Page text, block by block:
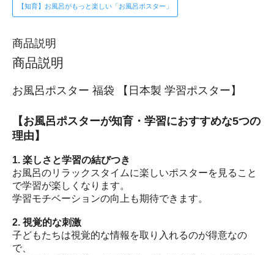
【知育】お風呂がもっと楽しい「お風呂ポスター」
商品説明
商品説明
お風呂ポスター 福袋 【日本製 学習ポスター】
【お風呂ポスターが知育・学習におすすめな5つの
理由】
1. 楽しさと学習の結びつき
お風呂のリラックスタイムに楽しいポスターを見ること
で学習が楽しくなります。
学習モチベーションの向上も期待できます。
2. 視覚的な刺激
子どもたちは視覚的な情報を取り入れるのが得意なの
で、